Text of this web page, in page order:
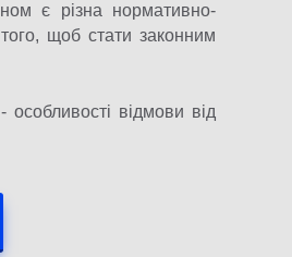
є різна нормативно-
щоб стати законним
відмови від